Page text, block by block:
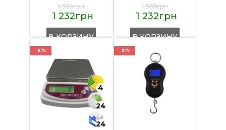
1 369грн
1 232грн
В КОРЗИНУ
1 369грн
1 232грн
В КОРЗИНУ
-10%
4
24
24
-10%